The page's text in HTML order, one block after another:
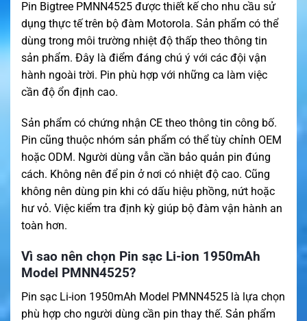
Pin Bigtree PMNN4525 được thiết kế cho nhu cầu sử
dụng thực tế trên bộ đàm Motorola. Sản phẩm có thể
dùng trong môi trường nhiệt độ thấp theo thông tin
sản phẩm. Đây là điểm đáng chú ý với các đội vận
hành ngoài trời. Pin phù hợp với những ca làm việc
cần độ ổn định cao.
Sản phẩm có chứng nhận CE theo thông tin công bố.
Pin cũng thuộc nhóm sản phẩm có thể tùy chỉnh OEM
hoặc ODM. Người dùng vẫn cần bảo quản pin đúng
cách. Không nên để pin ở nơi có nhiệt độ cao. Cũng
không nên dùng pin khi có dấu hiệu phồng, nứt hoặc
hư vỏ. Việc kiểm tra định kỳ giúp bộ đàm vận hành an
toàn hơn.
Vì sao nên chọn Pin sạc Li-ion 1950mAh
Model PMNN4525?
Pin sạc Li-ion 1950mAh Model PMNN4525 là lựa chọn
phù hợp cho người dùng cần pin thay thế. Sản phẩm